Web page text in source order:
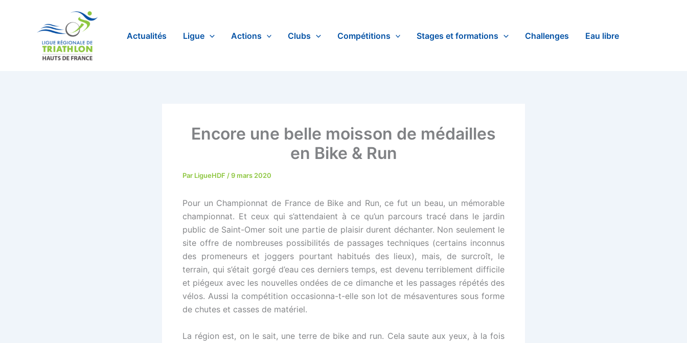
Actualités Ligue Actions Clubs Compétitions Stages et formations Challenges Eau libre
Encore une belle moisson de médailles
en Bike & Run
Par LigueHDF /9 mars 2020
Pour un Championnat de France de Bike and Run, ce fut un beau, un mémorable
championnat. Et ceux qui s’attendaient à ce qu’un parcours tracé dans le jardin
public de Saint-Omer soit une partie de plaisir durent déchanter. Non seulement le
site offre de nombreuses possibilités de passages techniques (certains inconnus
des promeneurs et joggers pourtant habitués des lieux), mais, de surcroît, le
terrain, qui s’était gorgé d’eau ces derniers temps, est devenu terriblement difficile
et piégeux avec les nouvelles ondées de ce dimanche et les passages répétés des
vélos. Aussi la compétition occasionna-t-elle son lot de mésaventures sous forme
de chutes et casses de matériel.
La région est, on le sait, une terre de bike and run. Cela saute aux yeux, à la fois